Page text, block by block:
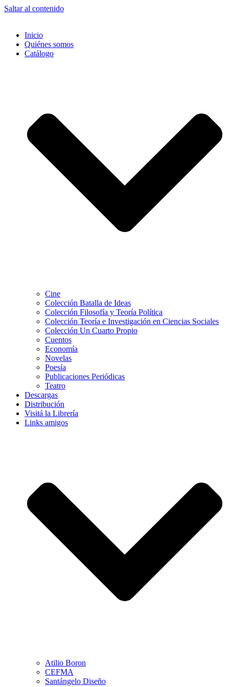
Saltar al contenido
Inicio
Quiénes somos
Catálogo
Cine
Colección Batalla de Ideas
Colección Filosofía y Teoría Política
Colección Teoría e Investigación en Ciencias Sociales
Colección Un Cuarto Propio
Cuentos
Economía
Novelas
Poesía
Publicaciones Periódicas
Teatro
Descargas
Distribución
Visitá la Librería
Links amigos
Atilio Boron
CEFMA
Santángelo Diseño